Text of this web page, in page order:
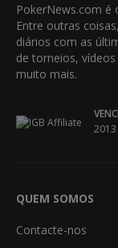
PokerNews.com é
Entre outras
diários com as
de torneios,
muito mais.
2013
QUEM SOMOS
Contacte-nos